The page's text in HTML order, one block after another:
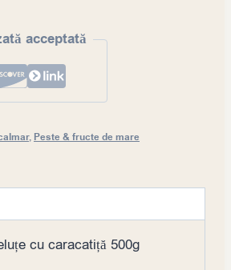
acceptată
, Peste & fructe de mare
cu caracatiță 500g